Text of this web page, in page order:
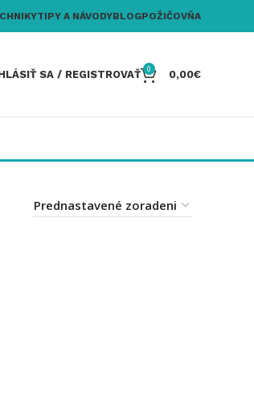
TIPY A NÁVODYBLOGPOŽIČOVŇA
SA / REGISTROVAŤ 0 0,00€